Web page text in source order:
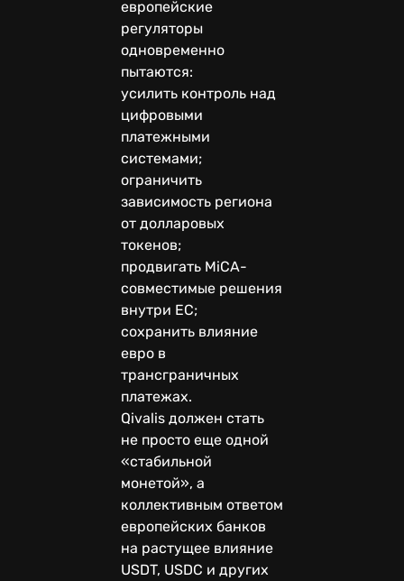
европейские
регуляторы
одновременно
пытаются:
усилить контроль над
цифровыми
платежными
системами;
ограничить
зависимость региона
от долларовых
токенов;
продвигать MiCA-
совместимые решения
внутри ЕС;
сохранить влияние
евро в
трансграничных
платежах.
Qivalis должен стать
не просто еще одной
«стабильной
монетой», а
коллективным ответом
европейских банков
на растущее влияние
USDT, USDC и других